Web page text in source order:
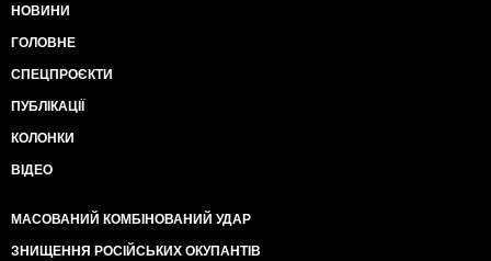
НОВИНИ
ГОЛОВНЕ
СПЕЦПРОЄКТИ
ПУБЛІКАЦІЇ
КОЛОНКИ
ВІДЕО
МАСОВАНИЙ КОМБІНОВАНИЙ УДАР
ЗНИЩЕННЯ РОСІЙСЬКИХ ОКУПАНТІВ